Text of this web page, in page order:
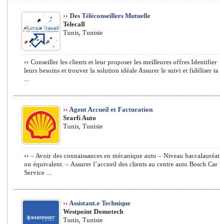
›› Des Téléconseillers Mutuelle
Telecall
Tunis, Tunisie
›› Conseiller les clients et leur proposer les meilleures offres Identifier
leurs besoins et trouver la solution idéale Assurer le suivi et fidéliser ta
›› Agent Accueil et Facturation
Srarfi Auto
Tunis, Tunisie
›› – Avoir des connaissances en mécanique auto – Niveau baccalauréat
ou équivalent. – Assurer l’accueil des clients au centre auto Bosch Car
Service ...
›› Assistant.e Technique
Westpoint Domotech
Tunis, Tunisie